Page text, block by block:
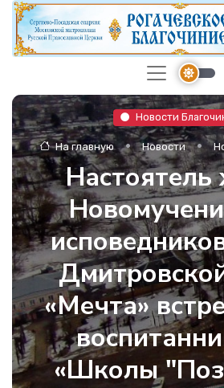
Новости
На главную Новости
Настоятель
«Мечта»
«Школы